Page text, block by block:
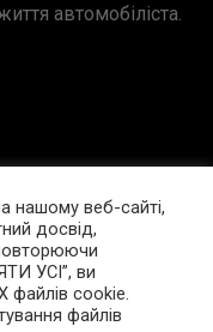
автомобіліста.
нашому веб-сайті,
досвід,
УСІ”, ви
файлів cookie.
файлів